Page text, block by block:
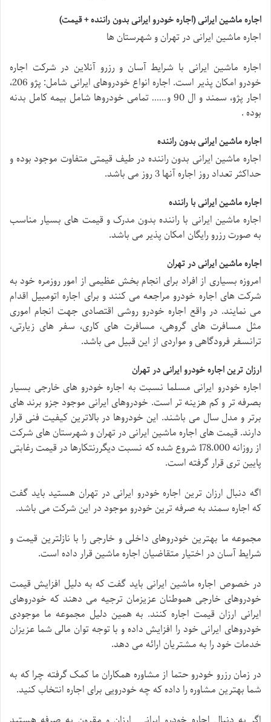
اجاره ماشین ایرانی (اجاره خودرو ایرانی بدون راننده + قیمت)
اجاره ماشین ایرانی در تهران و شهرستان ها
اجاره ماشین ایرانی با شرایط آسان و رزرو آنلاین در شرکت اجاره
خودرو امکان پذیر است. اجاره انواع خودروهای ایرانی شامل: پژو 206،
اجار پژو، سمند و ال 90 و…… تمامی خودروها شامل بیمه کامل بدنه
بوده .
اجاره ماشین ایرانی بدون راننده
اجاره ماشین ایرانی بدون راننده در طیف قیمتی متفاوت موجود بوده و
حداکثر تعداد روز اجاره آنها 3 روز می باشد.
اجاره ماشین ایرانی با راننده
اجاره ماشین ایرانی با راننده بدون مدرک و قیمت های بسیار مناسب
به صورت رزرو رایگان امکان پذیر می باشد.
اجاره ماشین ایرانی در تهران
امروزه بسیاری از افراد برای انجام بخش عظیمی از امور روزمره خود به
شرکت های اجاره خودرو مراجعه می کنند و برای اجاره اتومبیل اقدام
می نمایند. در واقع اجاره خودرو روشی اقتصادی جهت انجام اموری
مثل مسافرت های گروهی، مسافرت های کاری، سفر های زیارتی،
ترانسفر فرودگاهی و مواردی از این قبیل می باشد.
ارزان ترین اجاره خودرو ایرانی در تهران
اجاره خودرو ایرانی مسلما نسبت به اجاره خودرو های خارجی بسیار
بصرفه تر و کم هزینه تر است. خودروهای ایرانی موجود جزو برند های
برتر و مدل سال می باشند. این خودروها در بالاترین کیفیت فنی قرار
دارند. قیمت های اجاره ماشین ایرانی در تهران و شهرستان های شرکت
از روزانه 178.000 شروع شده که نسبت دیگررنتکارها در قیمت رغابتی
پایین تری قرار گرفته است.
اگه دنبال ارزان ترین اجاره خودرو ایرانی در تهران هستید باید گفت
که اجاره سمند به صرفه ترین خودرو موجود در این شرکت می باشد.
مجموعه ما بهترین خودروهای داخلی و خارجی را با نازلترین قیمت و
شرایط آسان در اختیار متقاضیان اجاره ماشین قرار داده است.
در خصوص اجاره ماشین ایرانی باید گفت که به دلیل افزایش قیمت
خودروهای خارجی هموطنان عزیزمان ترجیه می دهند که خودروهای
ایرانی ارزان قیمت اجاره کنند. به همین دلیل مجموعه ما موجودی
خودروهای ایرانی خود را افزایش داده و با توجه توان مالی شما عزیزان
خدمات خود را به مشتریان ارائه می دهد.
در زمان رزرو خودرو حتما از مشاوره همکاران ما کمک گرفته چرا که به
شما بهترین مشاوره را داده که چه خودرویی برای اجاره انتخاب کنید.